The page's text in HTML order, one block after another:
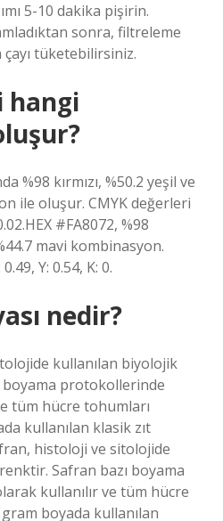
5-10 dakika pişirin.
sonra, filtreleme
tüketebilirsiniz.
hangi
%98 kırmızı, %50.2 yeşil ve
ile oluşur. CMYK değerleri
#FA8072, %98
mavi kombinasyon.
Y: 0.54, K: 0.
nedir?
kullanılan biyolojik
protokollerinde
tüm hücre tohumları
kullanılan klasik zıt
histoloji ve sitolojide
Safran bazı boyama
kullanılır ve tüm hücre
boyada kullanılan